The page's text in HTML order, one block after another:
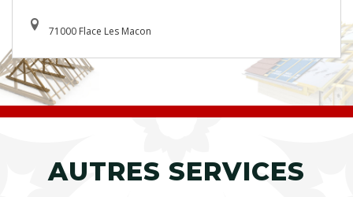
71000 Flace Les Macon
AUTRES SERVICES